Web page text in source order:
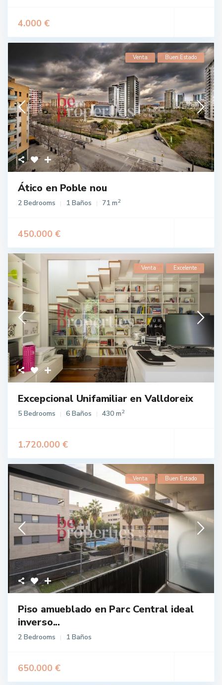
4.000 €
Venta Buen Estado
Ático en Poble nou
2 Bedrooms 1 Baños 71 m2
450.000 €
Venta Excelente
Excepcional Unifamiliar en Valldoreix
5 Bedrooms 6 Baños 430 m2
1.720.000 €
Venta Buen Estado
Piso amueblado en Parc Central ideal
inverso...
2 Bedrooms 1 Baños
650.000 €